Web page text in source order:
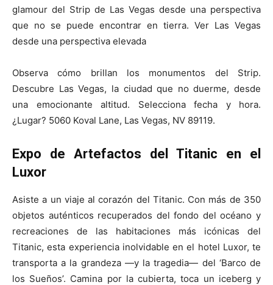
glamour del Strip de Las Vegas desde una perspectiva
que no se puede encontrar en tierra. Ver Las Vegas
desde una perspectiva elevada
Observa cómo brillan los monumentos del Strip.
Descubre Las Vegas, la ciudad que no duerme, desde
una emocionante altitud. Selecciona fecha y hora.
¿Lugar? 5060 Koval Lane, Las Vegas, NV 89119.
Expo de Artefactos del Titanic en el
Luxor
Asiste a un viaje al corazón del Titanic. Con más de 350
objetos auténticos recuperados del fondo del océano y
recreaciones de las habitaciones más icónicas del
Titanic, esta experiencia inolvidable en el hotel Luxor, te
transporta a la grandeza —y la tragedia— del ‘Barco de
los Sueños’. Camina por la cubierta, toca un iceberg y